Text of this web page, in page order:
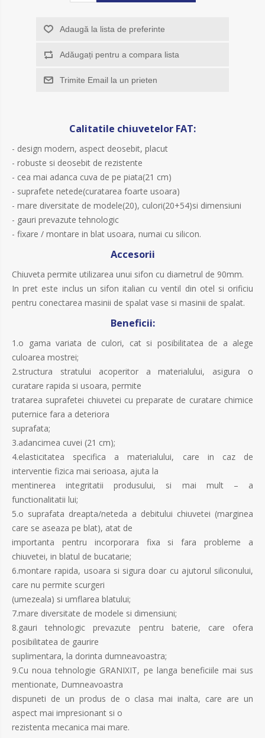
Adaugă la lista de preferinte
Adăugați pentru a compara lista
Trimite Email la un prieten
Calitatile chiuvetelor FAT:
- design modern, aspect deosebit, placut
- robuste si deosebit de rezistente
- cea mai adanca cuva de pe piata(21 cm)
- suprafete netede(curatarea foarte usoara)
- mare diversitate de modele(20), culori(20+54)si dimensiuni
- gauri prevazute tehnologic
- fixare / montare in blat usoara, numai cu silicon.
Accesorii
Chiuveta permite utilizarea unui sifon cu diametrul de 90mm.
In pret este inclus un sifon italian cu ventil din otel si orificiu
pentru conectarea masinii de spalat vase si masinii de spalat.
Beneficii:
1.o gama variata de culori, cat si posibilitatea de a alege
culoarea mostrei;
2.structura stratului acoperitor a materialului, asigura o
curatare rapida si usoara, permite
tratarea suprafetei chiuvetei cu preparate de curatare chimice
puternice fara a deteriora
suprafata;
3.adancimea cuvei (21 cm);
4.elasticitatea specifica a materialului, care in caz de
interventie fizica mai serioasa, ajuta la
mentinerea integritatii produsului, si mai mult – a
functionalitatii lui;
5.o suprafata dreapta/neteda a debitului chiuvetei (marginea
care se aseaza pe blat), atat de
importanta pentru incorporara fixa si fara probleme a
chiuvetei, in blatul de bucatarie;
6.montare rapida, usoara si sigura doar cu ajutorul siliconului,
care nu permite scurgeri
(umezeala) si umflarea blatului;
7.mare diversitate de modele si dimensiuni;
8.gauri tehnologic prevazute pentru baterie, care ofera
posibilitatea de gaurire
suplimentara, la dorinta dumneavoastra;
9.Cu noua tehnologie GRANIXIT, pe langa beneficiile mai sus
mentionate, Dumneavoastra
dispuneti de un produs de o clasa mai inalta, care are un
aspect mai impresionant si o
rezistenta mecanica mai mare.